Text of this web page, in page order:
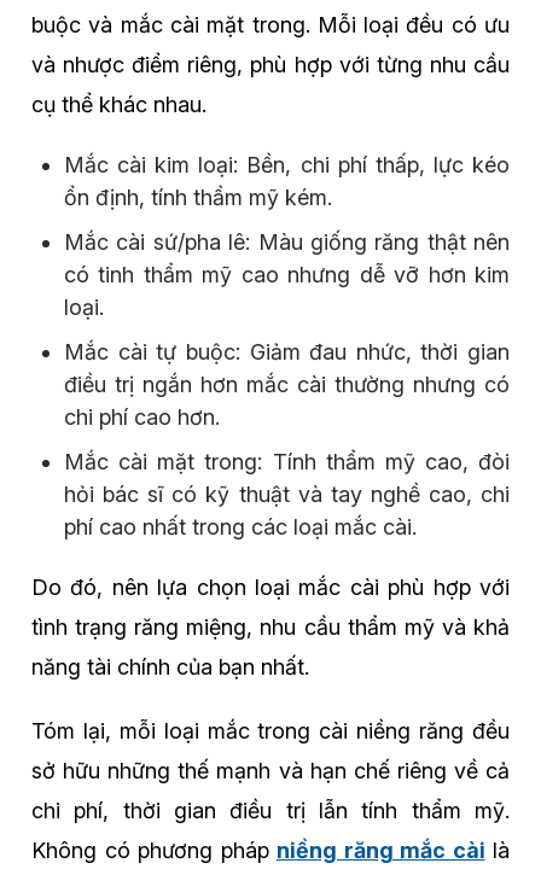
buộc và mắc cài mặt trong. Mỗi loại đều có ưu
và nhược điểm riêng, phù hợp với từng nhu cầu
cụ thể khác nhau.
Mắc cài kim loại: Bền, chi phí thấp, lực kéo
ổn định, tính thẩm mỹ kém.
Mắc cài sứ/pha lê: Màu giống răng thật nên
có tinh thẩm mỹ cao nhưng dễ vỡ hơn kim
loại.
Mắc cài tự buộc: Giảm đau nhức, thời gian
điều trị ngắn hơn mắc cài thường nhưng có
chi phí cao hơn.
Mắc cài mặt trong: Tính thẩm mỹ cao, đòi
hỏi bác sĩ có kỹ thuật và tay nghề cao, chi
phí cao nhất trong các loại mắc cài.
Do đó, nên lựa chọn loại mắc cài phù hợp với
tình trạng răng miệng, nhu cầu thẩm mỹ và khả
năng tài chính của bạn nhất.
Tóm lại, mỗi loại mắc trong cài niềng răng đều
sở hữu những thế mạnh và hạn chế riêng về cả
chi phí, thời gian điều trị lẫn tính thẩm mỹ.
Không có phương pháp niềng răng mắc cài là